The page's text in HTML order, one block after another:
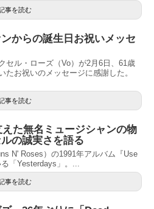
事を読む
からの誕生日お祝いメッセ
セル・ローズ（Vo）が2月6日、61歳
お祝いのメッセージに感謝した。
事を読む
えた無名ミュージシャンの物
の誠実さを語る
N' Roses）の1991年アルバム『Use
「Yesterdays」。...
事を読む